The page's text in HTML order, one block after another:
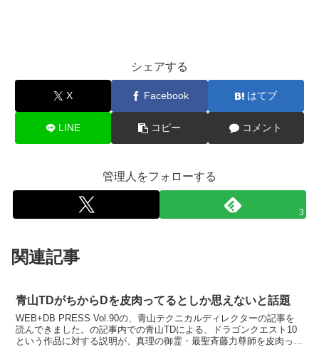
シェアする
X Facebook はてブ
LINE コピー コメント
管理人をフォローする
3
関連記事
青山TDがちからDを皮肉ってるとしか思えないと話題
WEB+DB PRESS Vol.90の、青山テクニカルディレクターの記事を
読んできました。の記事内での青山TDによる、ドラゴンクエスト10
という作品に対する説明が、真理の御霊・最聖斉藤力尊師を皮肉って